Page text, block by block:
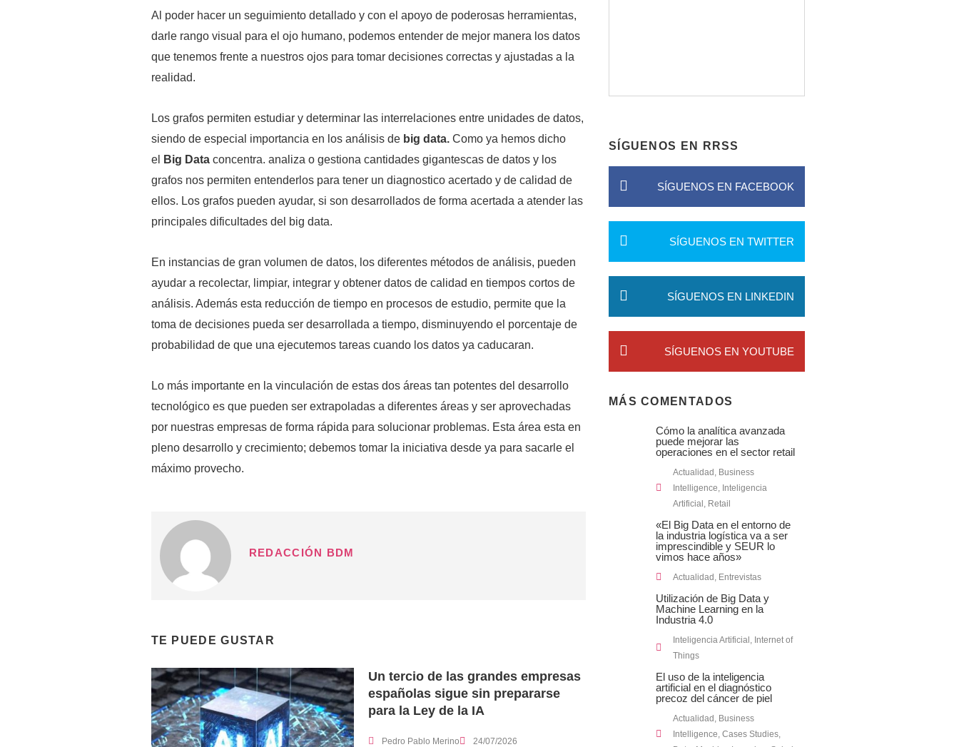
Al poder hacer un seguimiento detallado y con el apoyo de poderosas herramientas,
darle rango visual para el ojo humano, podemos entender de mejor manera los datos
que tenemos frente a nuestros ojos para tomar decisiones correctas y ajustadas a la
realidad.
Los grafos permiten estudiar y determinar las interrelaciones entre unidades de datos,
siendo de especial importancia en los análisis de big data. Como ya hemos dicho
el
Big Data concentra. analiza o gestiona cantidades gigantescas de datos y los
grafos nos permiten entenderlos para tener un diagnostico acertado y de calidad de
ellos. Los grafos pueden ayudar, si son desarrollados de forma acertada a atender las
principales dificultades del big data.
En instancias de gran volumen de datos, los diferentes métodos de análisis, pueden
ayudar a recolectar, limpiar, integrar y obtener datos de calidad en tiempos cortos de
análisis. Además esta reducción de tiempo en procesos de estudio, permite que la
toma de decisiones pueda ser desarrollada a tiempo, disminuyendo el porcentaje de
probabilidad de que una ejecutemos tareas cuando los datos ya caducaran.
Lo más importante en la vinculación de estas dos áreas tan potentes del desarrollo
tecnológico es que pueden ser extrapoladas a diferentes áreas y ser aprovechadas
por nuestras empresas de forma rápida para solucionar problemas. Esta área esta en
pleno desarrollo y crecimiento; debemos tomar la iniciativa desde ya para sacarle el
máximo provecho.
REDACCIÓN BDM
TE PUEDE GUSTAR
Un tercio de las grandes empresas
españolas sigue sin prepararse
para la Ley de la IA
Pedro Pablo Merino 24/07/2026
SÍGUENOS EN RRSS
SÍGUENOS EN FACEBOOK
SÍGUENOS EN TWITTER
SÍGUENOS EN LINKEDIN
SÍGUENOS EN YOUTUBE
MÁS COMENTADOS
Cómo la analítica avanzada
puede mejorar las
operaciones en el sector retail
Actualidad , Business
Intelligence, Inteligencia
Artificial , Retail
«El Big Data en el entorno de
la industria logística va a ser
imprescindible y SEUR lo
vimos hace años»
Actualidad , Entrevistas
Utilización de Big Data y
Machine Learning en la
Industria 4.0
Inteligencia Artificial , Internet of
Things
El uso de la inteligencia
artificial en el diagnóstico
precoz del cáncer de piel
Actualidad , Business
Intelligence, Cases Studies,